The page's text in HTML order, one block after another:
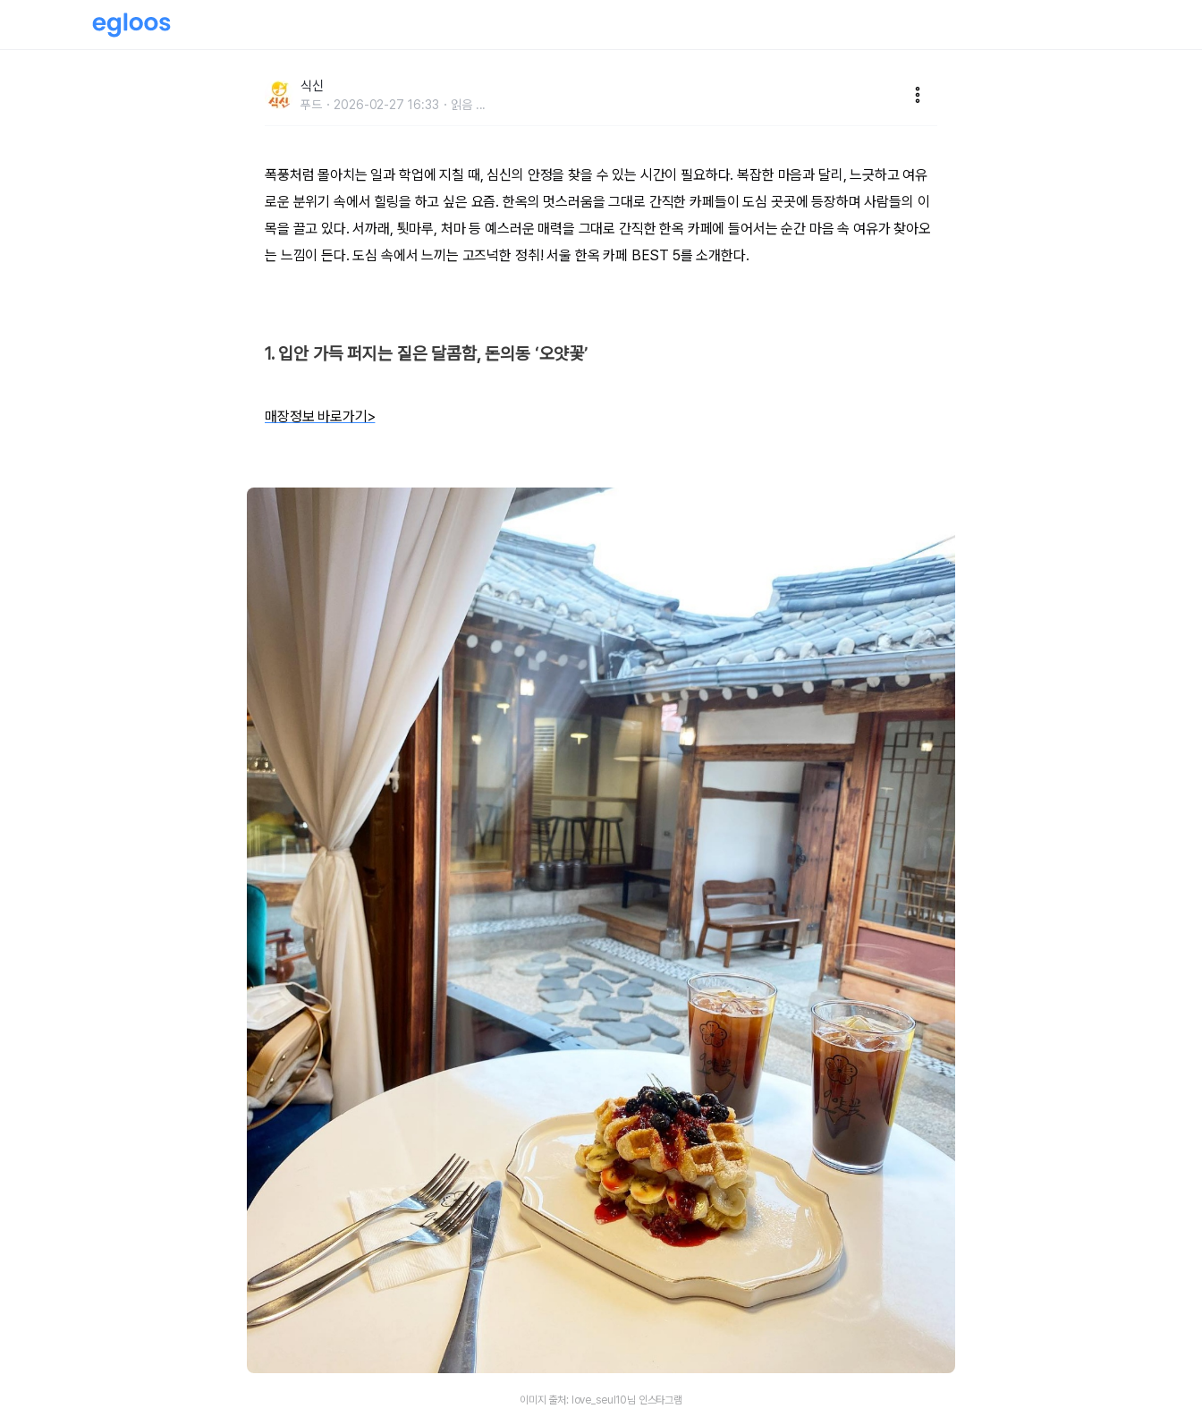
식신
푸드 2026-02-27 16:33 읽음 ...
폭풍처럼 몰아치는 일과 학업에 지칠 때, 심신의 안정을 찾을 수 있는 시간이 필요하다. 복잡한 마음과 달리, 느긋하고 여유
로운 분위기 속에서 힐링을 하고 싶은 요즘. 한옥의 멋스러움을 그대로 간직한 카페들이 도심 곳곳에 등장하며 사람들의 이
목을 끌고 있다. 서까래, 툇마루, 처마 등 예스러운 매력을 그대로 간직한 한옥 카페에 들어서는 순간 마음 속 여유가 찾아오
는 느낌이 든다. 도심 속에서 느끼는 고즈넉한 정취! 서울 한옥 카페 BEST 5를 소개한다.
1. 입안 가득 퍼지는 짙은 달콤함, 돈의동 ‘오얏꽃’
매장정보 바로가기>
이미지 출처: love_seul10님 인스타그램